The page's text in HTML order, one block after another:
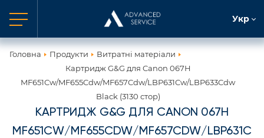
Укр
Головна Продукти
Витратні матеріали
Картридж G&G для Canon 067H
MF651Cw/MF655Cdw/MF657Cdw/LBP631Cw/LBP633Cdw
Black (3130 стор)
КАРТРИДЖ G&G ДЛЯ CANON 067H
MF651CW/MF655CDW/MF657CDW/LBP631C